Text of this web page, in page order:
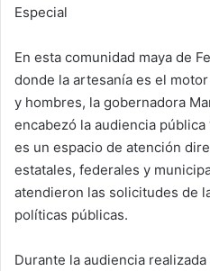
Especial
En esta comunidad maya de
donde la artesanía es el
y hombres, la gobernadora
encabezó la audiencia pública
es un espacio de atención
estatales, federales y
atendieron las solicitudes de
políticas públicas.
Durante la audiencia